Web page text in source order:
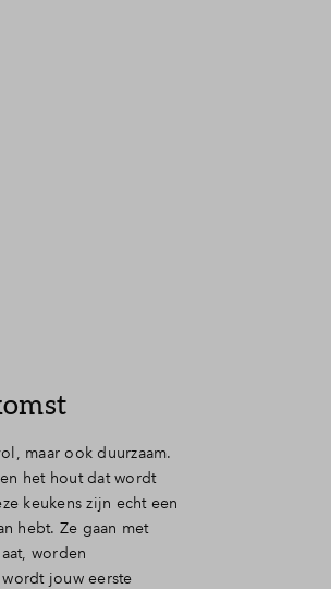
maar ook duurzaam.
het hout dat wordt
keukens zijn echt een
hebt. Ze gaan met
worden
jouw eerste